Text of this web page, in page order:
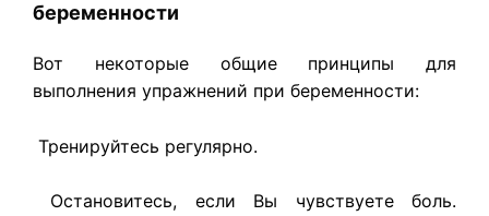
беременности
Вот некоторые общие принципы для
выполнения упражнений при беременности:
Тренируйтесь регулярно.
Остановитесь, если Вы чувствуете боль.